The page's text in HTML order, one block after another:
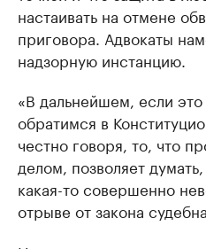
настаивать на отмене
приговора. Адвокаты
надзорную инстанцию.
«В дальнейшем, если
обратимся в
честно говоря, то, что
делом, позволяет
какая-то совершенно
отрыве от закона